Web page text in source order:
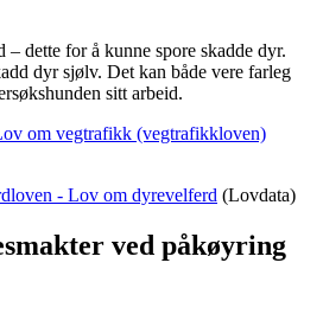
– dette for å kunne spore skadde dyr.
dyr sjølv. Det kan både vere farleg
sitt arbeid.
om vegtrafikk (vegtrafikkloven)
- Lov om dyrevelferd (Lovdata)
ved påkøyring